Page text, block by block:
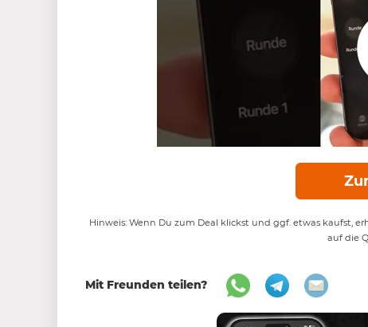
Hinweis: Wenn Du zum Deal klickst und ggf. etwas kaufst,
auf die
Mit Freunden teilen?